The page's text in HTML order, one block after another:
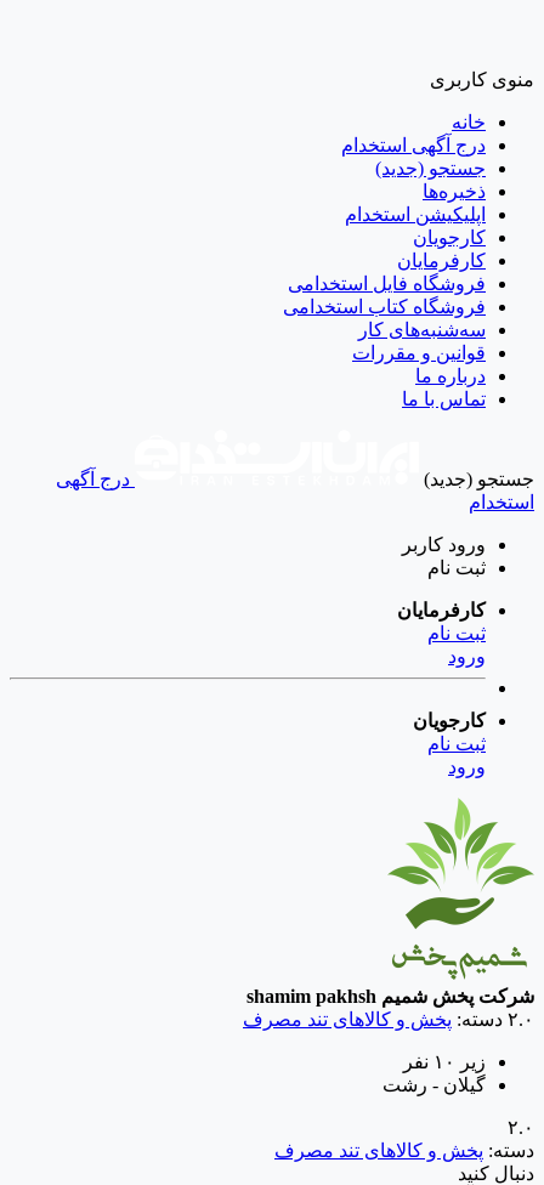
منوی کاربری
خانه
درج آگهی استخدام
جستجو (جدید)
ذخیره‌ها
اپلیکیشن استخدام
کارجویان
کارفرمایان
فروشگاه فایل استخدامی
فروشگاه کتاب استخدامی
سه‌شنبه‌های کار
قوانین و مقررات
درباره ما
تماس با ما
جستجو (جدید)
درج آگهی
استخدام
ورود کاربر
ثبت نام
کارفرمایان
ثبت نام
ورود
کارجویان
ثبت نام
ورود
شرکت پخش شمیم shamim pakhsh
۲.۰ دسته: پخش و کالاهای تند مصرف
زیر ۱۰ نفر
گیلان - رشت
۲.۰
دسته: پخش و کالاهای تند مصرف
دنبال کنید